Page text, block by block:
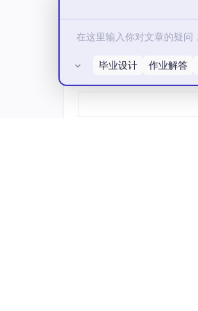
所有评论(0)
毕业设计 作业解答